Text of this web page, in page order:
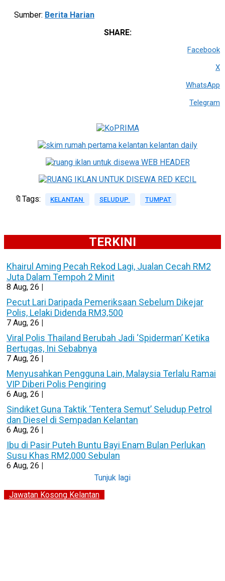
Sumber: Berita Harian
SHARE:
Facebook
X
WhatsApp
Telegram
🔖Tags: KELANTAN SELUDUP TUMPAT
TERKINI
Khairul Aming Pecah Rekod Lagi, Jualan Cecah RM2
Juta Dalam Tempoh 2 Minit
8 Aug, 26
Pecut Lari Daripada Pemeriksaan Sebelum Dikejar
Polis, Lelaki Didenda RM3,500
7 Aug, 26
Viral Polis Thailand Berubah Jadi ‘Spiderman’ Ketika
Bertugas, Ini Sebabnya
7 Aug, 26
Menyusahkan Pengguna Lain, Malaysia Terlalu Ramai
VIP Diberi Polis Pengiring
6 Aug, 26
Sindiket Guna Taktik ‘Tentera Semut’ Seludup Petrol
dan Diesel di Sempadan Kelantan
6 Aug, 26
Ibu di Pasir Puteh Buntu Bayi Enam Bulan Perlukan
Susu Khas RM2,000 Sebulan
6 Aug, 26
Tunjuk lagi
Jawatan Kosong Kelantan